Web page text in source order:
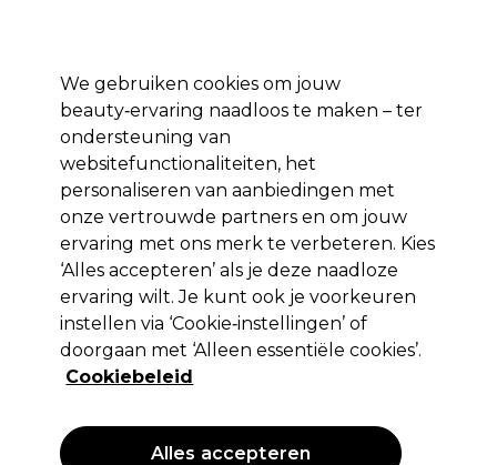
Aanmelden
Merken Deals 🌟 Haar Elektra Beauty
Volgende dag geleverd*
Na verzending, maandag t/m vrijdag
Osmo Deep Moisture Verzorgende Shampoo
(0)
2.75 € per 100ml
We gebruiken cookies om jouw
beauty‑ervaring naadloos te maken – ter
ondersteuning van
websitefunctionaliteiten, het
personaliseren van aanbiedingen met
onze vertrouwde partners en om jouw
ervaring met ons merk te verbeteren. Kies
‘Alles accepteren’ als je deze naadloze
ervaring wilt. Je kunt ook je voorkeuren
instellen via ‘Cookie‑instellingen’ of
doorgaan met ‘Alleen essentiële cookies’.
Cookiebeleid
Alles accepteren